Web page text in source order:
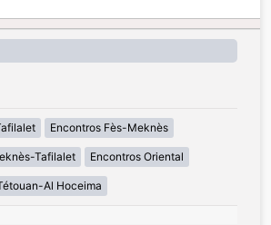
Encontros Fès-Meknès
Tafilalet Encontros Oriental
Al Hoceima